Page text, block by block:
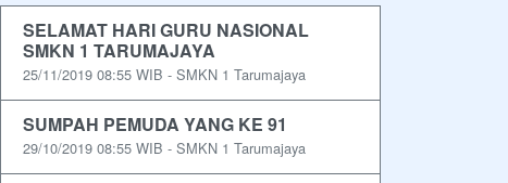
SELAMAT HARI GURU NASIONAL
SMKN 1 TARUMAJAYA
25/11/2019 08:55 WIB - SMKN 1 Tarumajaya
SUMPAH PEMUDA YANG KE 91
29/10/2019 08:55 WIB - SMKN 1 Tarumajaya